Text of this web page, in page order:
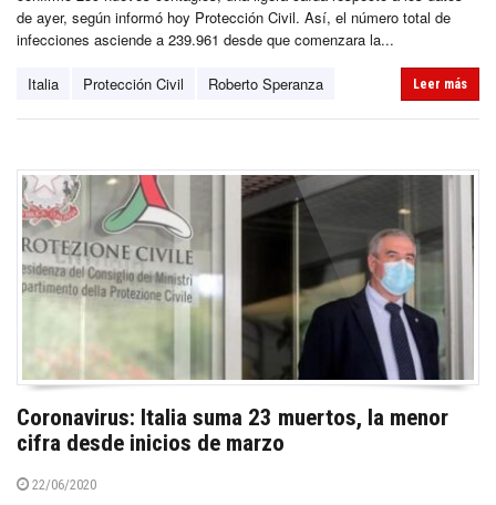
de ayer, según informó hoy Protección Civil. Así, el número total de
infecciones asciende a 239.961 desde que comenzara la...
Italia Protección Civil Roberto Speranza Leer más
Coronavirus: Italia suma 23 muertos, la menor
cifra desde inicios de marzo
22/06/2020